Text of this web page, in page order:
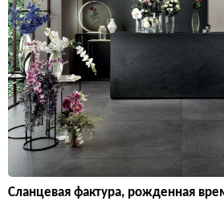
Сланцевая фактура, рожденная